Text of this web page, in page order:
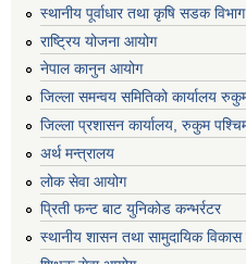
स्थानीय पूर्वाधार तथा कृषि सडक विभाग
राष्ट्रिय योजना आयोग
नेपाल कानुन आयोग
जिल्ला समन्वय समितिको कार्यालय
जिल्ला प्रशासन कार्यालय, रुकुम
अर्थ मन्त्रालय
लोक सेवा आयोग
प्रिती फन्ट बाट युनिकोड कन्भर्रटर
स्थानीय शासन तथा सामुदायिक